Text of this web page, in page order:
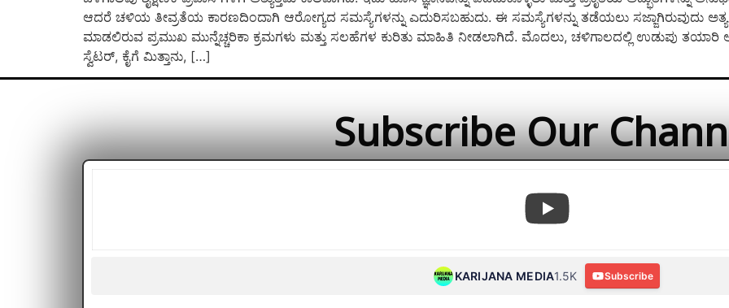
ಆದರೆ ಚಳಿಯ ತೀವ್ರತೆಯ ಕಾರಣದಿಂದಾಗಿ ಆರೋಗ್ಯದ ಸಮಸ್ಯೆಗಳನ್ನು ಎದುರಿಸಬಹುದು. ಈ ಸಮಸ್ಯೆಗಳನ್ನು ತಡೆಯಲು ಸಜ್ಜಾಗಿರುವುದು
ಮಾಡಲಿರುವ ಪ್ರಮುಖ ಮುನ್ನೆಚ್ಚರಿಕಾ ಕ್ರಮಗಳು ಮತ್ತು ಸಲಹೆಗಳ ಕುರಿತು ಮಾಹಿತಿ ನೀಡಲಾಗಿದೆ. ಮೊದಲು, ಚಳಿಗಾಲದಲ್ಲಿ ಉಡುಪು ತಯಾರಿ
ಸ್ವೆಟರ್, ಕೈಗೆ ಮಿತ್ತಾನು, […]
Subscribe Our
KARIJANA MEDIA1.5K Subscribe